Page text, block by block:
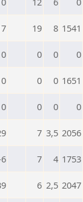
19 8 1541
0 0 0 0
0 0 0 1651
0 0 0 0
7 3,5 2056
7 4 1753
6 2,5 2047